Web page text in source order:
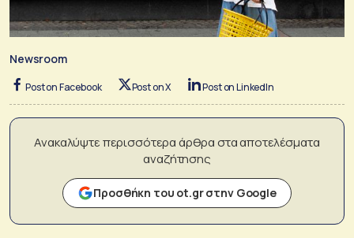
Newsroom
Post on Facebook Post on X Post on LinkedIn
Ανακαλύψτε περισσότερα άρθρα στα αποτελέσματα
αναζήτησης
Προσθήκη του ot.gr στην Google